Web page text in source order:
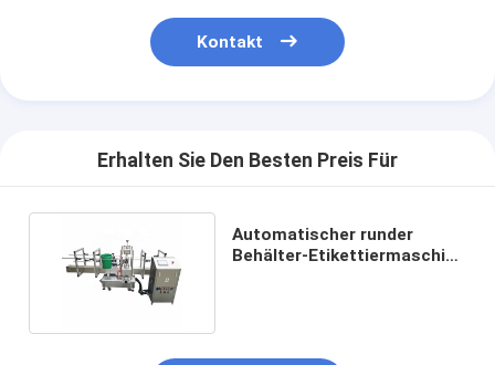
Kontakt
Erhalten Sie Den Besten Preis Für
Automatischer runder
Behälter-Etikettiermaschine